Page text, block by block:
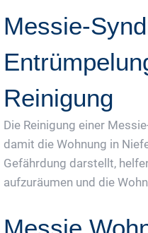
Messie-
Reinigung
Die Reinigung einer
damit die Wohnung in
Gefährdung darstellt,
aufzuräumen und die